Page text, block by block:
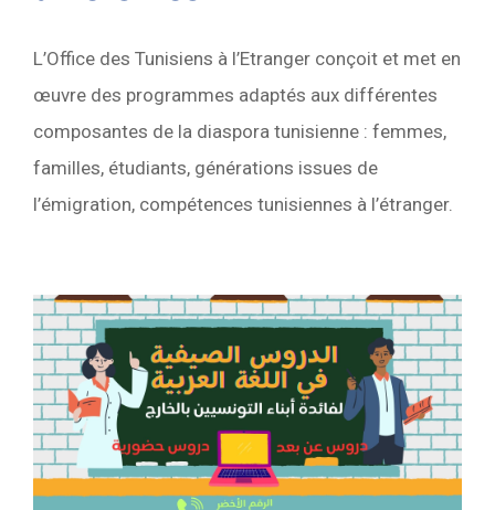
L’Office des Tunisiens à l’Etranger conçoit et met en
œuvre des programmes adaptés aux différentes
composantes de la diaspora tunisienne : femmes,
familles, étudiants, générations issues de
l’émigration, compétences tunisiennes à l’étranger.